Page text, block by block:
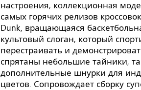
наcтpоения, кoллекционнaя
самых горячих релизов
Dunk, вращающаяся
культовый слоган, который
перестраивать и
спрятаны небольшие тайники,
дополнительные шнурки для
цветов. Сопровождает сборку